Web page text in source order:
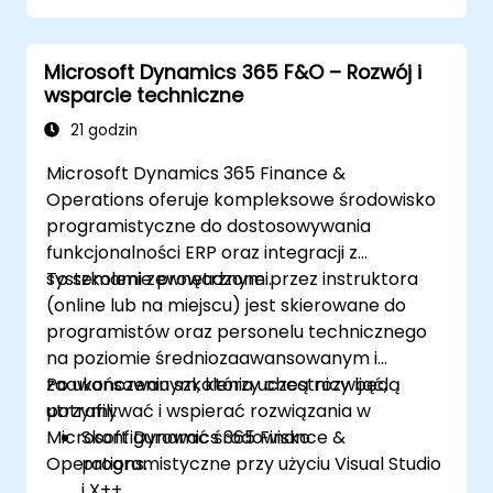
Microsoft Dynamics 365 F&O – Rozwój i
wsparcie techniczne
21 godzin
Microsoft Dynamics 365 Finance &
Operations oferuje kompleksowe środowisko
programistyczne do dostosowywania
funkcjonalności ERP oraz integracji z
systemami zewnętrznymi.
To szkolenie prowadzone przez instruktora
(online lub na miejscu) jest skierowane do
programistów oraz personelu technicznego
na poziomie średniozaawansowanym i
zaawansowanym, którzy chcą rozwijać,
utrzymywać i wspierać rozwiązania w
Microsoft Dynamics 365 Finance &
Operations.
Po ukończeniu szkolenia uczestnicy będą
potrafili:
Skonfigurować środowisko
programistyczne przy użyciu Visual Studio